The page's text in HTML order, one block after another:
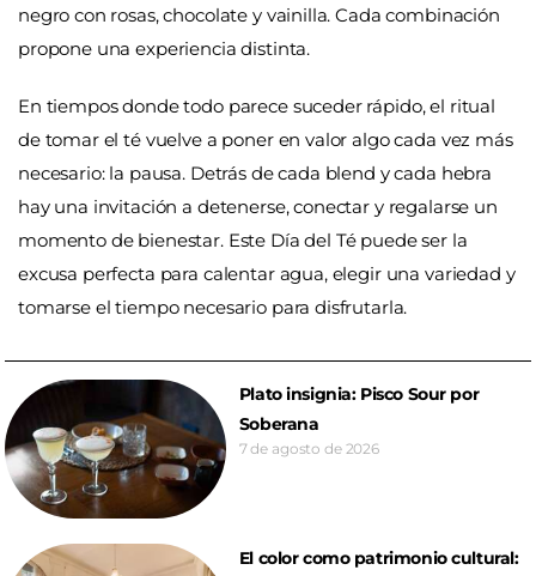
negro con rosas, chocolate y vainilla. Cada combinación
propone una experiencia distinta.
En tiempos donde todo parece suceder rápido, el ritual
de tomar el té vuelve a poner en valor algo cada vez más
necesario: la pausa. Detrás de cada blend y cada hebra
hay una invitación a detenerse, conectar y regalarse un
momento de bienestar. Este Día del Té puede ser la
excusa perfecta para calentar agua, elegir una variedad y
tomarse el tiempo necesario para disfrutarla.
Plato insignia: Pisco Sour por
Soberana
7 de agosto de 2026
El color como patrimonio cultural: